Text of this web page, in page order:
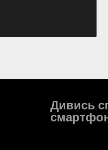
Дивись